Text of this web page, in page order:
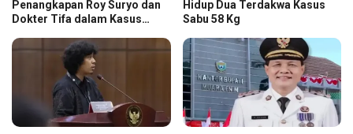
Penangkapan Roy Suryo dan
Dokter Tifa dalam Kasus
Hidup Dua Terdakwa Kasus
Sabu 58 Kg